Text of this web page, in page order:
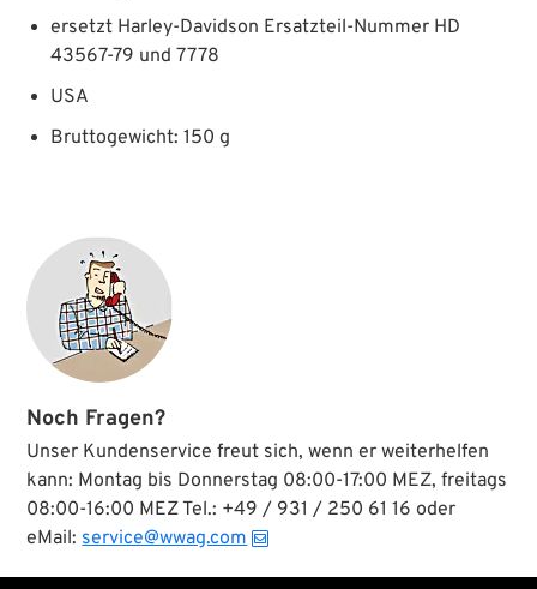
ersetzt Harley-Davidson Ersatzteil-Nummer HD
43567-79 und 7778
USA
Bruttogewicht: 150 g
Noch Fragen?
Unser Kundenservice freut sich, wenn er weiterhelfen
kann: Montag bis Donnerstag 08:00-17:00 MEZ, freitags
08:00-16:00 MEZ Tel.: +49 / 931 / 250 61 16 oder
eMail: service@wwag.com